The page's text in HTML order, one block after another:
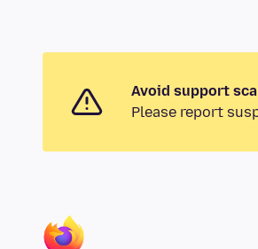
Avoid support
Please report